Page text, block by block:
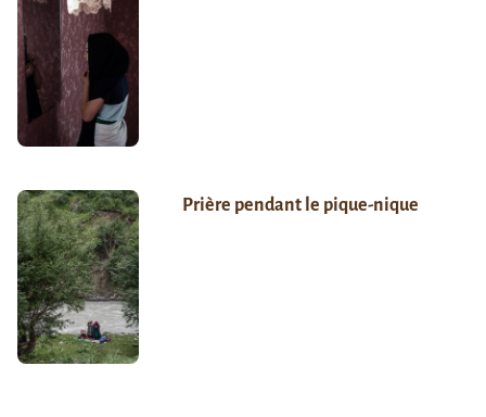
Prière pendant le pique-nique